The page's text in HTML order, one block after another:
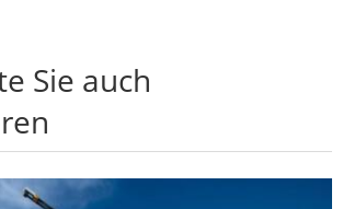
Sie auch